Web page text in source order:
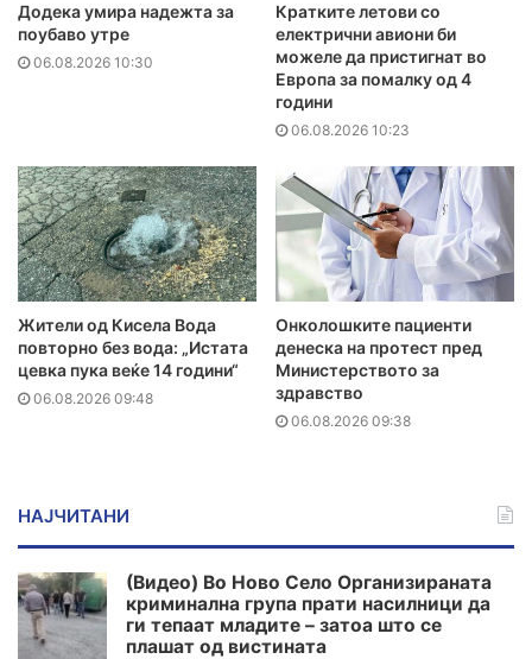
Додека умира надежта за
поубаво утре
06.08.2026 10:30
Кратките летови со
електрични авиони би
можеле да пристигнат во
Европа за помалку од 4
години
06.08.2026 10:23
Жители од Кисела Вода
повторно без вода: „Истата
цевка пука веќе 14 години“
06.08.2026 09:48
Онколошките пациенти
денеска на протест пред
Министерството за
здравство
06.08.2026 09:38
НАЈЧИТАНИ
(Видео) Во Ново Село Организираната
криминална група прати насилници да
ги тепаат младите – затоа што се
плашат од вистината